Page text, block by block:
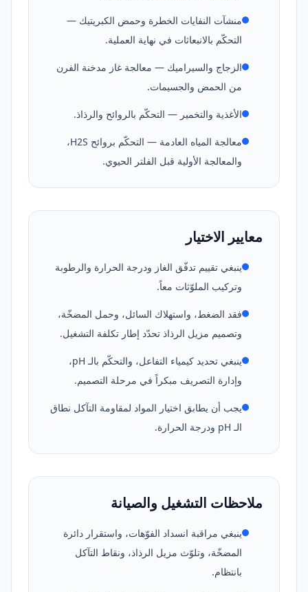
منشآت النفايات الخطرة وحمض الكبريتيك —
التحكّم بالانبعاثات في نهاية العملية.
الزجاج والسيراميك — معالجة غاز مدخنة الفرن
من الحمض والجسيمات.
الأغذية والتخمير — التحكّم بالروائح والرذاذ.
معالجة المياه العادمة — التحكّم بروائح H2S،
والمعالجة الأولية قبل الفلتر الحيوي.
معايير الاختيار
ينبغي تقييم تدفّق الغاز ودرجة الحرارة والرطوبة
وتركيب الملوّثات معاً.
فقد الضغط، واستهلاك السائل، وحمل المضخّة،
وتصميم مزيل الرذاذ تحدّد إطار تكلفة التشغيل.
ينبغي تحديد كيمياء التفاعل، والتحكّم بالـ pH،
وإدارة التصريف مبكراً في مرحلة التصميم.
يجب أن يطابق اختيار المواد لمقاومة التآكل نطاق
الـ pH ودرجة الحرارة.
ملاحظات التشغيل والصيانة
ينبغي مراقبة انسداد الفوّهات، واستقرار دائرة
المضخّة، وتلوّث مزيل الرذاذ، ونقاط التآكل
بانتظام.